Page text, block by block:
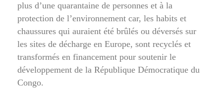
plus d’une quarantaine de personnes et à la
protection de l’environnement car, les habits et
chaussures qui auraient été brûlés ou déversés sur
les sites de décharge en Europe, sont recyclés et
transformés en financement pour soutenir le
développement de la République Démocratique du
Congo.